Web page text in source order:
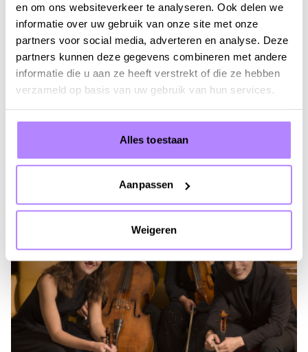
en om ons websiteverkeer te analyseren. Ook delen we
informatie over uw gebruik van onze site met onze
partners voor social media, adverteren en analyse. Deze
partners kunnen deze gegevens combineren met andere
informatie die u aan ze heeft verstrekt of die ze hebben
verzameld op basis van uw gebruik van hun services.
Alles toestaan
Aanpassen
Weigeren
ZA 29 AUGUSTUS 2026 - 20:00
Het Isidore String Quartet
inspireert met Haydn en
Mendelssohn